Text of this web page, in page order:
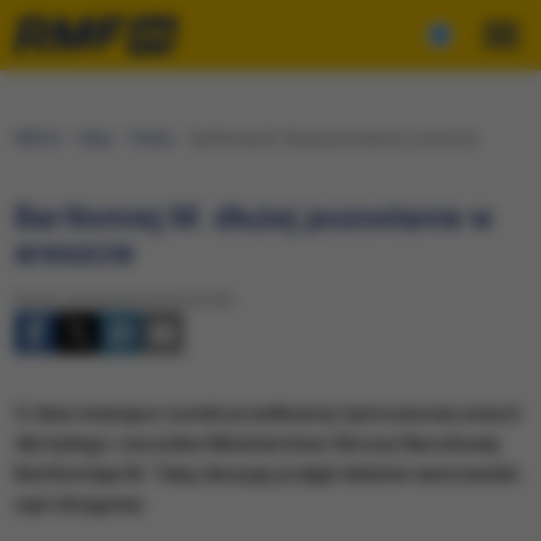
Bartłomiej M. dłużej pozostanie w
areszcie